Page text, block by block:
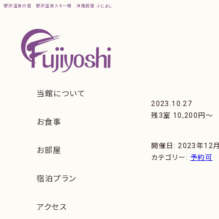
野沢温泉の宿 野沢温泉スキー場 洋風民宿 ふじよし
2023.10.27
残3室 10,200円〜
開催日: 2023年12
カテゴリー: 予約可